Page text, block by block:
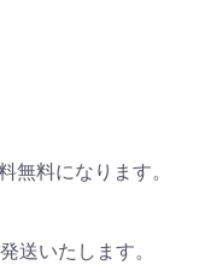
無料になります。
送いたします。